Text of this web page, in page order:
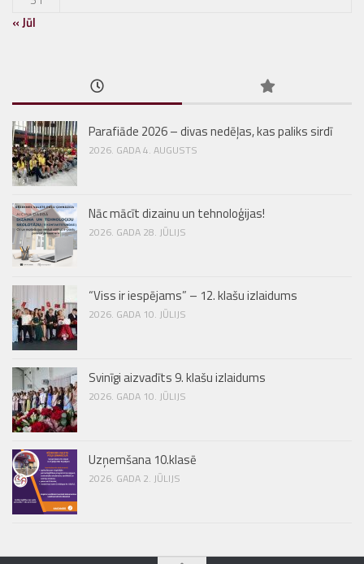
« Jūl
Parafiāde 2026 – divas nedēļas, kas paliks sirdī
2026. GADA 4. AUGUSTS
Nāc mācīt dizainu un tehnoloģijas!
2026. GADA 28. JŪLIJS
“Viss ir iespējams” – 12. klašu izlaidums
2026. GADA 10. JŪLIJS
Svinīgi aizvadīts 9. klašu izlaidums
2026. GADA 10. JŪLIJS
Uzņemšana 10.klasē
2026. GADA 2. JŪLIJS